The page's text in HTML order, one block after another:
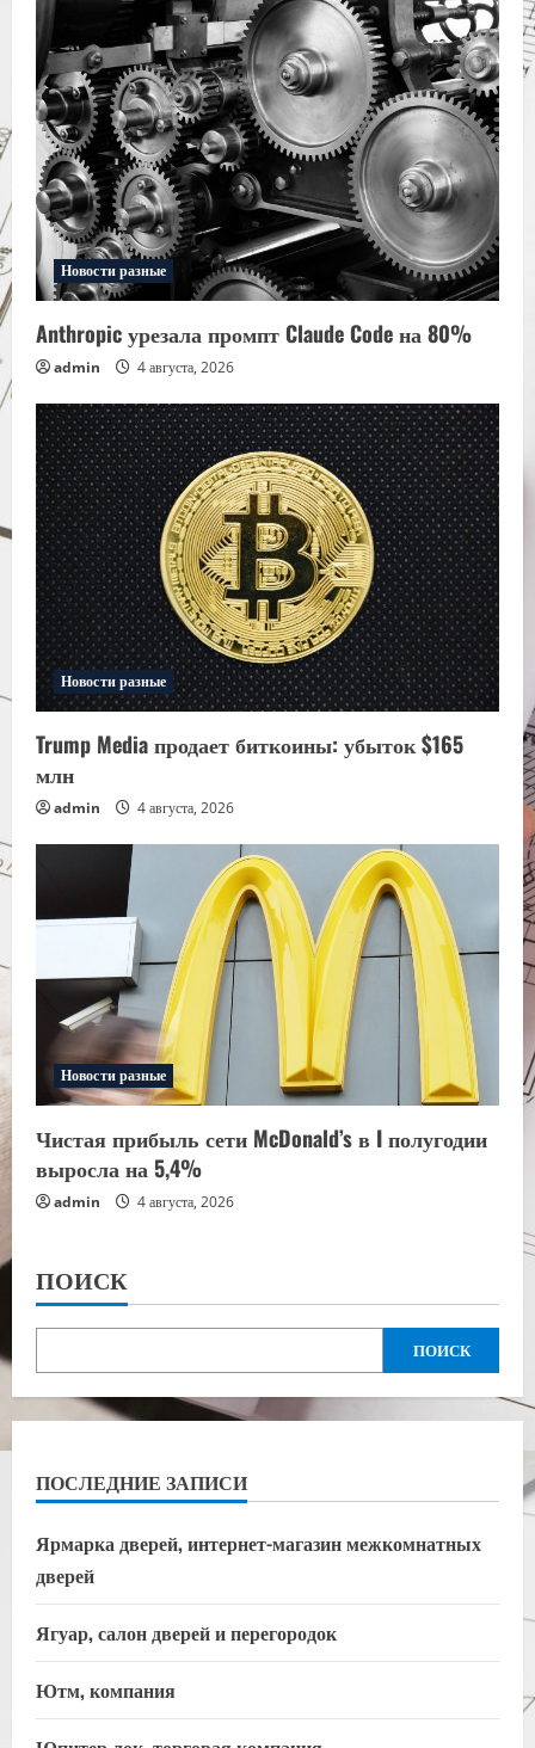
Новости разные
Anthropic урезала промпт Claude Code на 80%
admin 4 августа, 2026
Новости разные
Trump Media продает биткоины: убыток $165
млн
admin 4 августа, 2026
Новости разные
Чистая прибыль сети McDonald’s в I полугодии
выросла на 5,4%
admin 4 августа, 2026
ПОИСК
ПОИСК
ПОСЛЕДНИЕ ЗАПИСИ
Ярмарка дверей, интернет-магазин межкомнатных
дверей
Ягуар, салон дверей и перегородок
Ютм, компания